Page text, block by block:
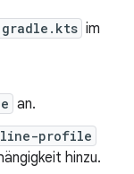
im
an.
profile
hinzu.